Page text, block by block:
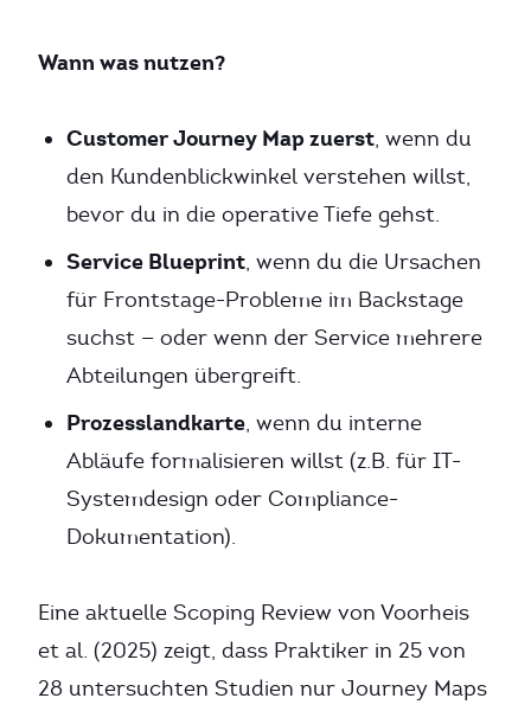
Wann was nutzen?
Customer Journey Map zuerst, wenn du
den Kundenblickwinkel verstehen willst,
bevor du in die operative Tiefe gehst.
Service Blueprint, wenn du die Ursachen
für Frontstage-Probleme im Backstage
suchst — oder wenn der Service mehrere
Abteilungen übergreift.
Prozesslandkarte, wenn du interne
Abläufe formalisieren willst (z.B. für IT-
Systemdesign oder Compliance-
Dokumentation).
Eine aktuelle Scoping Review von Voorheis
et al. (2025) zeigt, dass Praktiker in 25 von
28 untersuchten Studien nur Journey Maps